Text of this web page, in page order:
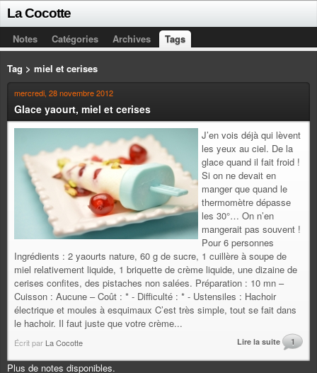
La Cocotte
Notes Catégories Archives Tags
Tag > miel et cerises
mercredi, 28 novembre 2012
Glace yaourt, miel et cerises
J’en vois déjà qui lèvent
les yeux au ciel. De la
glace quand il fait froid !
Si on ne devait en
manger que quand le
thermomètre dépasse
les 30°… On n’en
mangerait pas souvent !
Pour 6 personnes
Ingrédients : 2 yaourts nature, 60 g de sucre, 1 cuillère à soupe de
miel relativement liquide, 1 briquette de crème liquide, une dizaine de
cerises confites, des pistaches non salées. Préparation : 10 mn –
Cuisson : Aucune – Coût : * - Difficulté : * - Ustensiles : Hachoir
électrique et moules à esquimaux C’est très simple, tout se fait dans
le hachoir. Il faut juste que votre crème...
Écrit par La Cocotte Lire la suite 1
Plus de notes disponibles.